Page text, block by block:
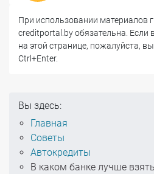
При использовании материалов
creditportal.by обязательна.
на этой странице, пожалуйста,
Ctrl+Enter.
Вы здесь:
Главная
Советы
Автокредиты
В каком банке лучше